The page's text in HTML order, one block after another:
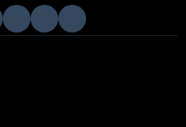
sergisi açıldı
(HKÜ) Bilim İletişimi Ofisi